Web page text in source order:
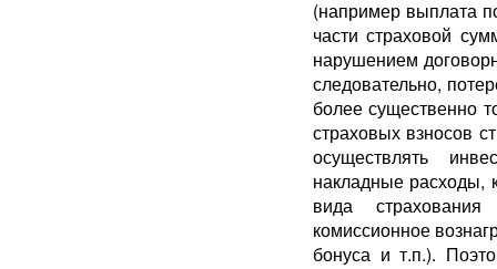
(например выплата
части стра­ховой
нарушением
следователь­но,
более су­щественно
страховых взносов
осуществлять
накладные расходы,
вида страхования
комиссионное
бонуса и т.п.).